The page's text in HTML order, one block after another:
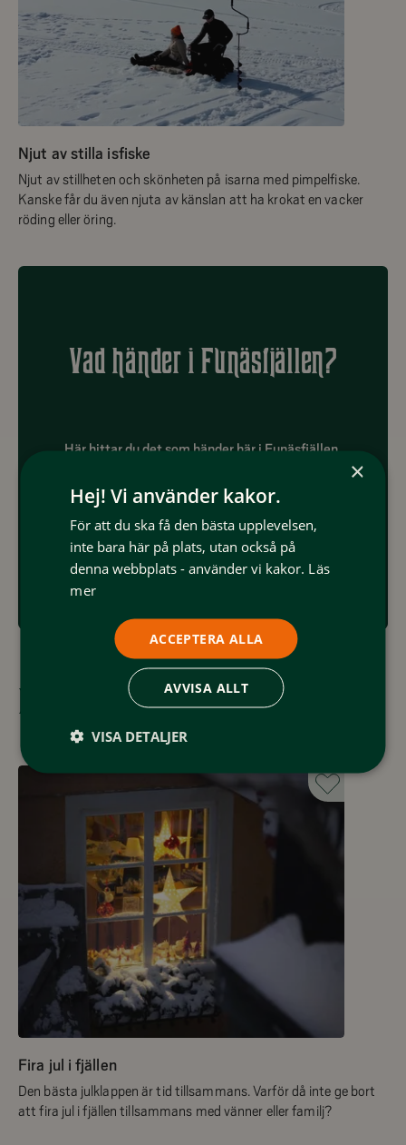
Njut av stilla isfiske
Njut av stillheten och skönheten på isarna med pimpelfiske.
Kanske får du även njuta av känslan att ha krokat en vacker
röding eller öring.
Vad händer i Funäsfjällen?
Här hittar du det som händer här i Funäsfjällen,
Händer i Funäsfjällen
Fira och njut i magisk natur
Fira jul i fjällen
Den bästa julklappen är tid tillsammans. Varför då inte ge bort
att fira jul i fjällen tillsammans med vänner eller familj?
×
Hej! Vi använder kakor.
För att du ska få den bästa upplevelsen,
inte bara här på plats, utan också på
denna webbplats - använder vi kakor. Läs
mer
ACCEPTERA ALLA
AVVISA ALLT
VISA DETALJER